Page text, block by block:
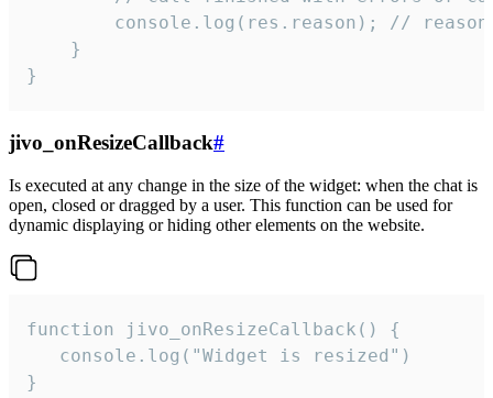
console.log(res.reason); //
    }
}
jivo_onResizeCallback#
Is executed at any change in the size of the widget: when the chat is
open, closed or dragged by a user. This function can be used for
dynamic displaying or hiding other elements on the website.
function jivo_onResizeCallback() {
   console.log("Widget is resized")
}